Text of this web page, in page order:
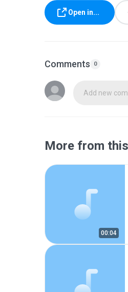
Open in...
Comments 0
Add new
More from
00:04